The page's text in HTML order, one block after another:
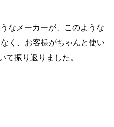
なメーカーが、このような
く、お客様がちゃんと使い
振り返りました。